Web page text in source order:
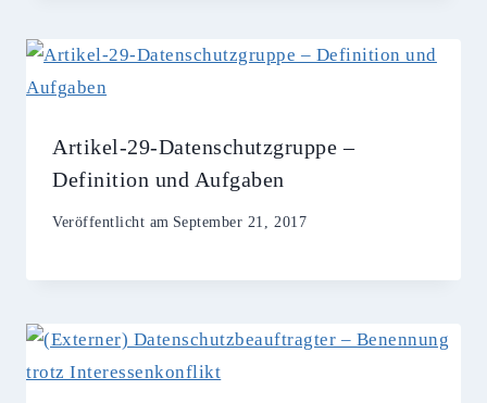
Artikel-29-Datenschutzgruppe –
Definition und Aufgaben
Veröffentlicht am September 21, 2017